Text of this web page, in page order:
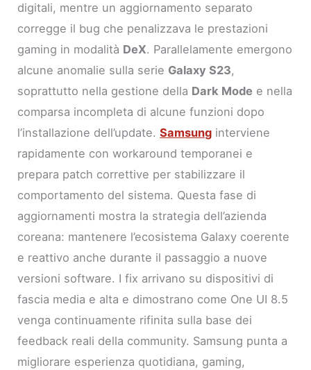
digitali, mentre un aggiornamento separato
corregge il bug che penalizzava le prestazioni
gaming in modalità DeX. Parallelamente emergono
alcune anomalie sulla serie Galaxy S23,
soprattutto nella gestione della Dark Mode e nella
comparsa incompleta di alcune funzioni dopo
l’installazione dell’update.Samsung interviene
rapidamente con workaround temporanei e
prepara patch correttive per stabilizzare il
comportamento del sistema. Questa fase di
aggiornamenti mostra la strategia dell’azienda
coreana: mantenere l’ecosistema Galaxy coerente
e reattivo anche durante il passaggio a nuove
versioni software. I fix arrivano su dispositivi di
fascia media e alta e dimostrano come One UI 8.5
venga continuamente rifinita sulla base dei
feedback reali della community. Samsung punta a
migliorare esperienza quotidiana, gaming,